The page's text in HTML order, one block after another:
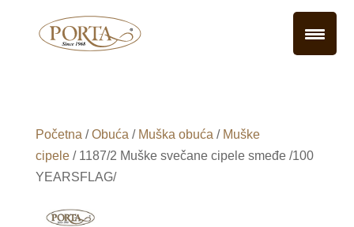
Početna /Obuća / Muška obuća / Muške
cipele/ 1187/2 Muške svečane cipele smeđe /100
YEARSFLAG/